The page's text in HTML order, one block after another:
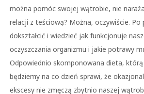
można pomóc swojej wątrobie, nie
relacji z teściową? Można, oczywiście.
dokształcić i wiedzieć jak funkcjonuje
oczyszczania organizmu i jakie potrawy
Odpowiednio skomponowana dieta,
będziemy na co dzień sprawi, że
ekscesy nie zmęczą zbytnio naszej